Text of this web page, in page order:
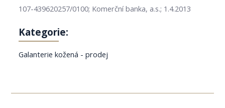
107-439620257/0100; Komerční banka, a.s.; 1.4.2013
Kategorie:
Galanterie kožená - prodej